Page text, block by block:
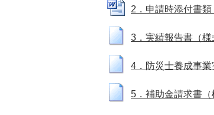
2．申請時添付書
3．実績報告書（
4．防災士養成事
5．補助金請求書